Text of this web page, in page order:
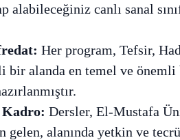
alabileceğiniz canlı sanal
Her program, Tefsir,
alanda en temel ve
Kadro: Dersler, El-Mustafa
gelen, alanında yetkin ve